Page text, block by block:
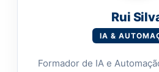
Rui
IA &
Formador de IA e